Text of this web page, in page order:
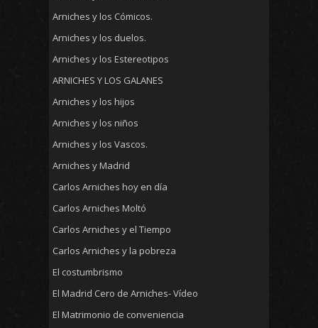
Arniches y los Cómicos.
Arniches y los duelos.
Arniches y los Estereotipos
ARNICHES Y LOS GALANES
Arniches y los hijos
Arniches y los niños
Arniches y los Vascos.
Arniches y Madrid
Carlos Arniches hoy en día
Carlos Arniches Moltó
Carlos Arniches y el Tiempo
Carlos Arniches y la pobreza
El costumbrismo
El Madrid Cero de Arniches- Vídeo
El Matrimonio de conveniencia